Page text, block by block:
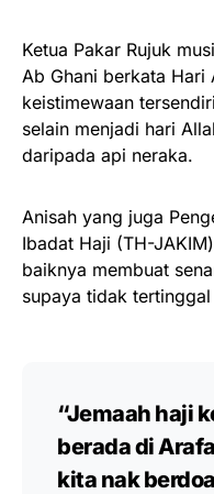
Ketua Pakar Rujuk
Ab Ghani berkata Hari
keistimewaan
selain menjadi hari
daripada api neraka.
Anisah yang juga
Ibadat Haji (TH-
baiknya membuat
supaya tidak
“Jemaah haji
berada di
kita nak